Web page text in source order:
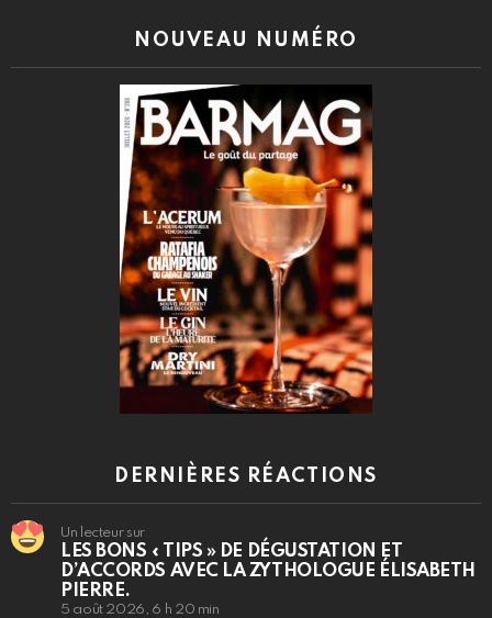
NOUVEAU NUMÉRO
DERNIÈRES RÉACTIONS
Un lecteur sur
LES BONS « TIPS » DE DÉGUSTATION ET
D’ACCORDS AVEC LA ZYTHOLOGUE ÉLISABETH
PIERRE.
5 août 2026, 6 h 20 min